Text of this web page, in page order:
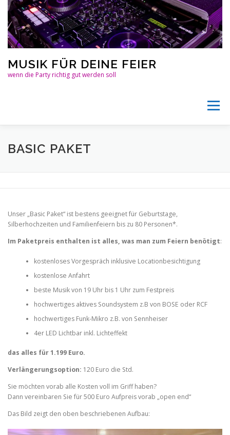
Zum
Inhalt
springen
MUSIK FÜR DEINE FEIER
wenn die Party richtig gut werden soll
Menü
ÜBER UNS PREISE
KONTAKT LINKS
BASIC PAKET
Unser „Basic Paket“ ist bestens geeignet für Geburtstage,
Silberhochzeiten und Familienfeiern bis zu 80 Personen*.
Im Paketpreis enthalten ist alles, was man zum Feiern benötigt:
kostenloses Vorgespräch inklusive Locationbesichtigung
kostenlose Anfahrt
beste Musik von 19 Uhr bis 1 Uhr zum Festpreis
hochwertiges aktives Soundsystem z.B von BOSE oder RCF
hochwertiges Funk-Mikro z.B. von Sennheiser
4er LED Lichtbar inkl. Lichteffekt
das alles für 1.199 Euro.
Verlängerungsoption: 120 Euro die Std.
Sie möchten vorab alle Kosten voll im Griff haben?
Dann vereinbaren Sie für 500 Euro Aufpreis vorab „open end“
Das Bild zeigt den oben beschriebenen Aufbau: